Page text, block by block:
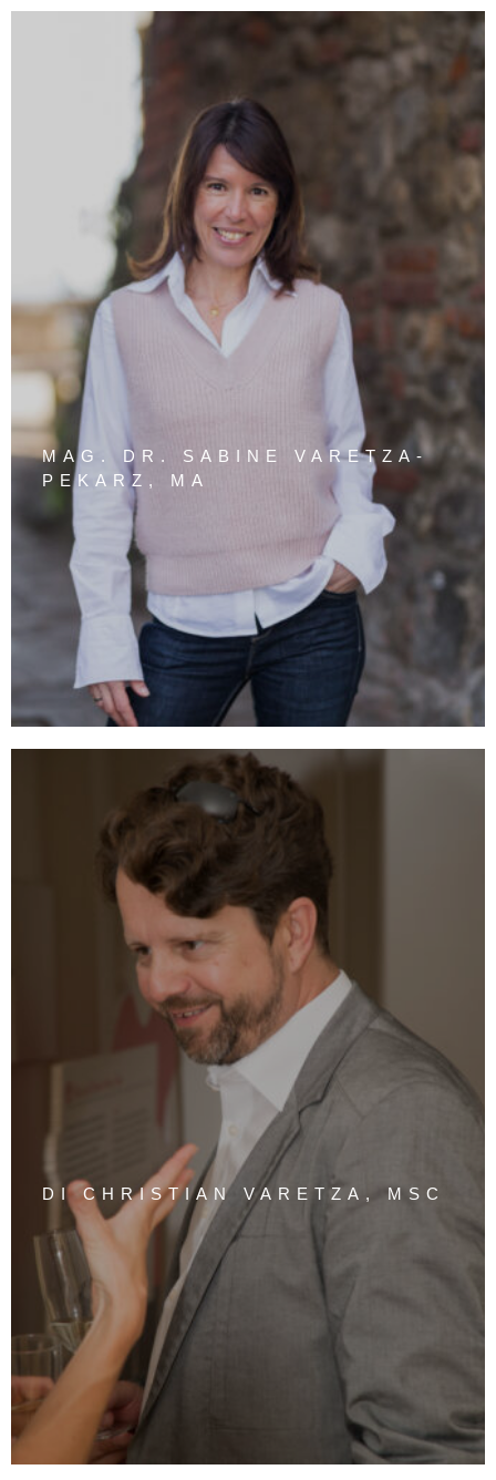
MAG. DR. SABINE VARETZA-
PEKARZ, MA
DI CHRISTIAN VARETZA, MSC